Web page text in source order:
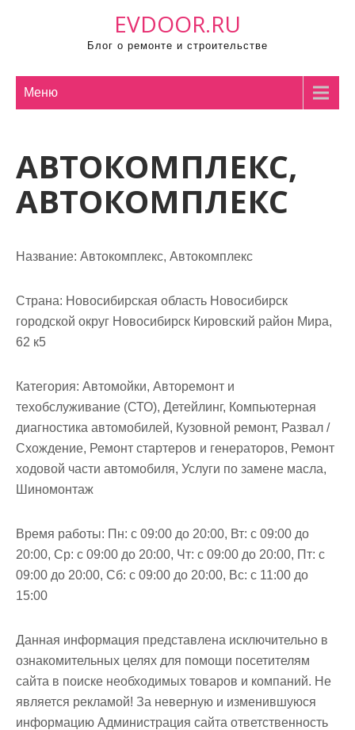
EVDOOR.RU
Блог о ремонте и строительстве
Меню
АВТОКОМПЛЕКС,
АВТОКОМПЛЕКС
Название: Автокомплекс, Автокомплекс
Страна: Новосибирская область Новосибирск
городской округ Новосибирск Кировский район Мира,
62 к5
Категория: Автомойки, Авторемонт и
техобслуживание (СТО), Детейлинг, Компьютерная
диагностика автомобилей, Кузовной ремонт, Развал /
Схождение, Ремонт стартеров и генераторов, Ремонт
ходовой части автомобиля, Услуги по замене масла,
Шиномонтаж
Время работы: Пн: с 09:00 до 20:00, Вт: с 09:00 до
20:00, Ср: с 09:00 до 20:00, Чт: с 09:00 до 20:00, Пт: с
09:00 до 20:00, Сб: с 09:00 до 20:00, Вс: с 11:00 до
15:00
Данная информация представлена исключительно в
ознакомительных целях для помощи посетителям
сайта в поиске необходимых товаров и компаний. Не
является рекламой! За неверную и изменившуюся
информацию Администрация сайта ответственность